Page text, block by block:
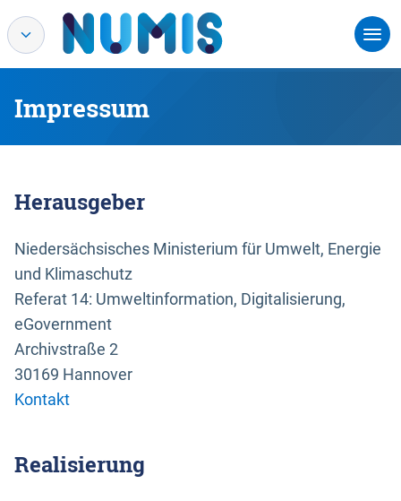
Impressum
Herausgeber
Niedersächsisches Ministerium für Umwelt, Energie
und Klimaschutz
Referat 14: Umweltinformation, Digitalisierung,
eGovernment
Archivstraße 2
30169 Hannover
Kontakt
Realisierung